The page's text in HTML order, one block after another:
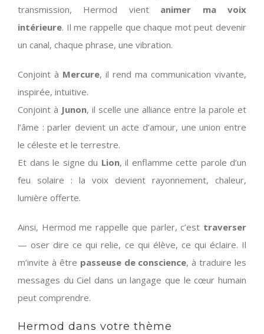
transmission, Hermod vient animer ma voix
intérieure. Il me rappelle que chaque mot peut devenir
un canal, chaque phrase, une vibration.
Conjoint à Mercure, il rend ma communication vivante,
inspirée, intuitive.
Conjoint à Junon, il scelle une alliance entre la parole et
l’âme : parler devient un acte d’amour, une union entre
le céleste et le terrestre.
Et dans le signe du Lion, il enflamme cette parole d’un
feu solaire : la voix devient rayonnement, chaleur,
lumière offerte.
Ainsi, Hermod me rappelle que parler, c’est traverser
— oser dire ce qui relie, ce qui élève, ce qui éclaire. Il
m’invite à être passeuse de conscience, à traduire les
messages du Ciel dans un langage que le cœur humain
peut comprendre.
Hermod dans votre thème